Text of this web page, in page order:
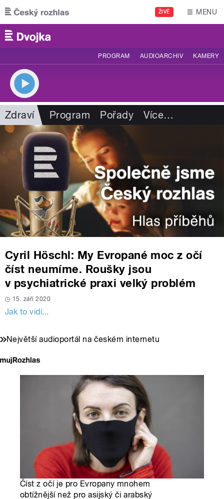
Přejít k hlavnímu obsahu
ŽIVĚ MENU
PROGRAM AUDIOARCHIV KAMERY
Zdraví Program Pořady Více…
Cyril Höschl: My Evropané moc z očí
číst neumíme. Roušky jsou
v psychiatrické praxi velký problém
15. září 2020
Jak to vidí...
Největší audioportál na českém internetu
Číst z očí je pro Evropany mnohem
obtížnější než pro asijský či arabský